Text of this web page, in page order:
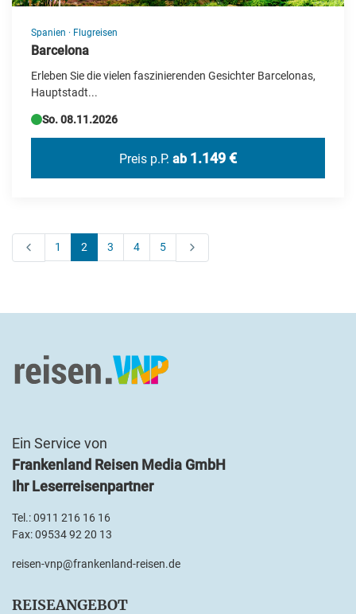
Spanien · Flugreisen
Barcelona
Erleben Sie die vielen faszinierenden Gesichter Barcelonas,
Hauptstadt...
So. 08.11.2026
Preis p.P. ab 1.149 €
1 2 3 4 5
Ein Service von
Frankenland Reisen Media GmbH
Ihr Leserreisenpartner
Tel.:0911 216 16 16
Fax: 09534 92 20 13
reisen-vnp@frankenland-reisen.de
REISEANGEBOT